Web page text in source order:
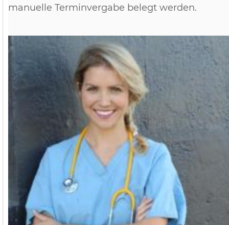
manuelle Terminvergabe belegt werden.